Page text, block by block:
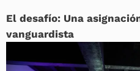
El desafío: Una
vanguardista